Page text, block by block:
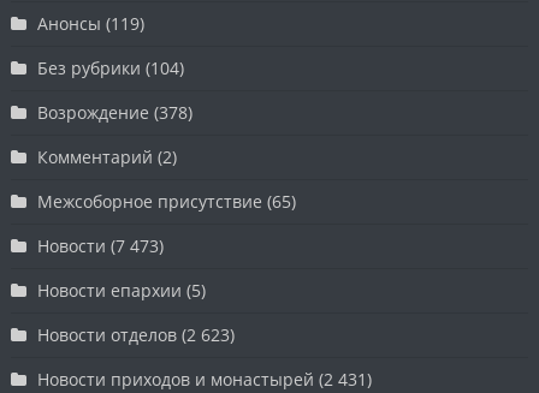
Анонсы (119)
Без рубрики (104)
Возрождение (378)
Комментарий (2)
Межсоборное присутствие (65)
Новости (7 473)
Новости епархии (5)
Новости отделов (2 623)
Новости приходов и монастырей (2 431)